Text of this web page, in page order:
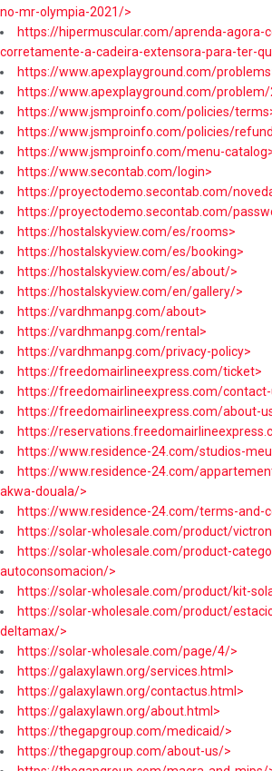
no-mr-olympia-2021/>
https://hipermuscular.com/aprenda-agora-
corretamente-a-cadeira-extensora-para-ter-
https://www.apexplayground.com/
https://www.apexplayground.com/problem/
https://www.jsmproinfo.com/policies/
https://www.jsmproinfo.com/policies/
https://www.jsmproinfo.com/menu-
https://www.secontab.com/login>
https://proyectodemo.secontab.com/
https://proyectodemo.secontab.com/
https://hostalskyview.com/es/rooms>
https://hostalskyview.com/es/booking>
https://hostalskyview.com/es/about/>
https://hostalskyview.com/en/gallery/>
https://vardhmanpg.com/about>
https://vardhmanpg.com/rental>
https://vardhmanpg.com/privacy-policy>
https://freedomairlineexpress.com/ticket>
https://freedomairlineexpress.com/contact-
https://freedomairlineexpress.com/about-
https://
https://www.residence-24.com/studios-
https://www.residence-24.com/
akwa-douala/>
https://www.residence-24.com/terms-and-
https://solar-wholesale.com/product/
https://solar-wholesale.com/product-
autoconsomacion/>
https://solar-wholesale.com/product/kit-
https://solar-wholesale.com/product/
deltamax/>
https://solar-wholesale.com/page/4/>
https://galaxylawn.org/services.html>
https://galaxylawn.org/contactus.html>
https://galaxylawn.org/about.html>
https://thegapgroup.com/medicaid/>
https://thegapgroup.com/about-us/>